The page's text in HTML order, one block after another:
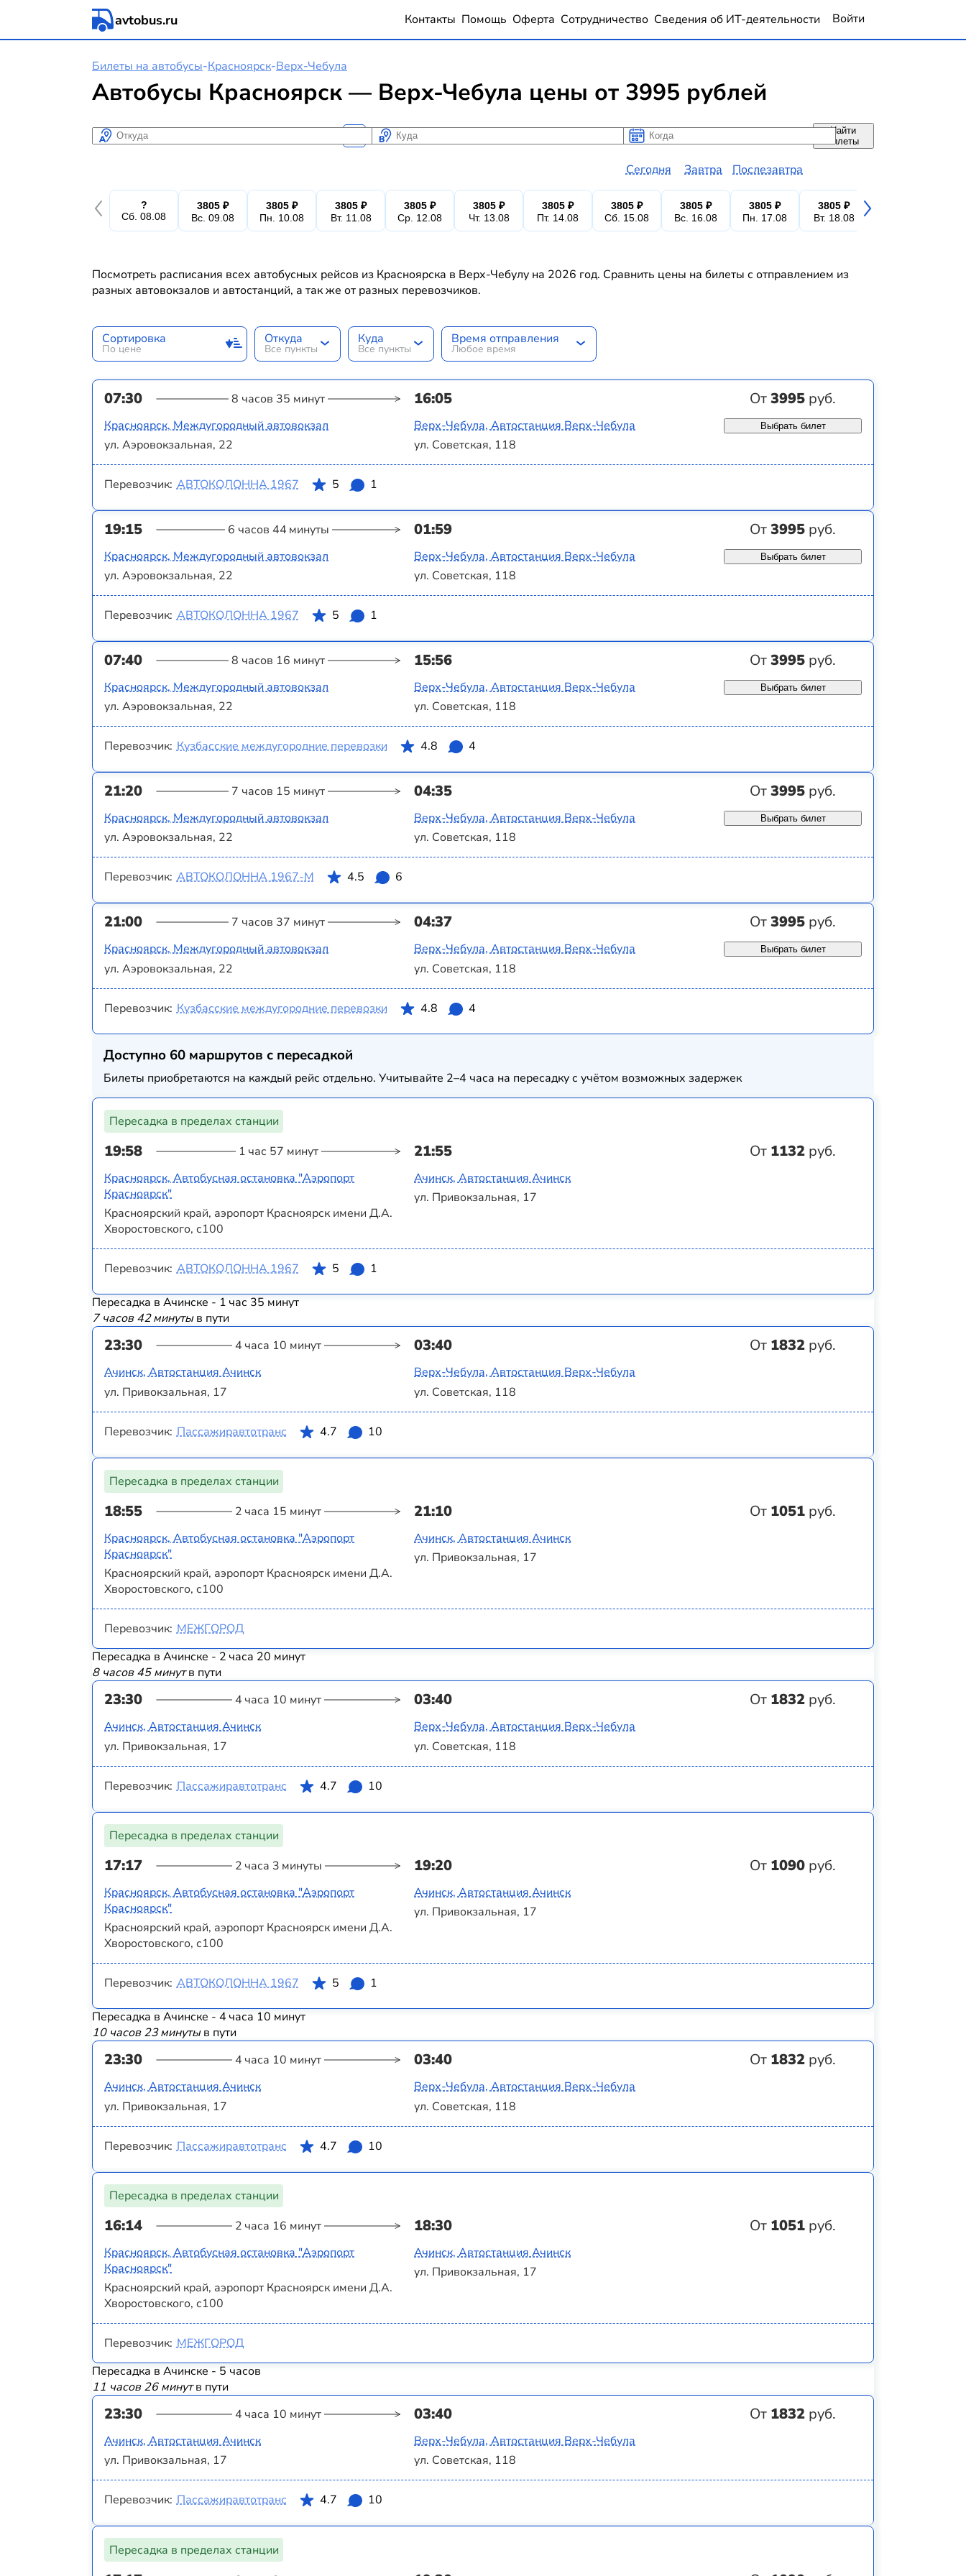
avtobus.ru Контакты Помощь Оферта Сотрудничество Сведения об ИТ-деятельности Войти
Билеты на автобусы-Красноярск-Верх-Чебула
Автобусы Красноярск — Верх-Чебула цены от 3995 рублей
Откуда Куда Когда
Когда
Сегодня Завтра Послезавтра
Найти
билеты
?
Сб. 08.08
3805 ₽
Вс. 09.08
3805 ₽
Пн. 10.08
3805 ₽
Вт. 11.08
3805 ₽
Ср. 12.08
3805 ₽
Чт. 13.08
3805 ₽
Пт. 14.08
3805 ₽
Сб. 15.08
3805 ₽
Вс. 16.08
3805 ₽
Пн. 17.08
3805 ₽
Вт. 18.08
Посмотреть расписания всех автобусных рейсов из Красноярска в Верх-Чебулу на 2026 год. Сравнить цены на билеты с отправлением из
разных автовокзалов и автостанций, а так же от разных перевозчиков.
Сортировка
По цене
Откуда
Все пункты
Куда
Все пункты
Время отправления
Любое время
07:30 8 часов 35 минут 16:05 От3995 руб.
Красноярск, Междугородный автовокзал
ул. Аэровокзальная, 22
Верх-Чебула, Автостанция Верх-Чебула
ул. Советская, 118
Выбрать билет
Перевозчик: АВТОКОЛОННА 1967 5 1
19:15 6 часов 44 минуты 01:59 От3995 руб.
Красноярск, Междугородный автовокзал
ул. Аэровокзальная, 22
Верх-Чебула, Автостанция Верх-Чебула
ул. Советская, 118
Выбрать билет
Перевозчик: АВТОКОЛОННА 1967 5 1
07:40 8 часов 16 минут 15:56 От3995 руб.
Красноярск, Междугородный автовокзал
ул. Аэровокзальная, 22
Верх-Чебула, Автостанция Верх-Чебула
ул. Советская, 118
Выбрать билет
Перевозчик: Кузбасские междугородние перевозки 4.8 4
21:20 7 часов 15 минут 04:35 От3995 руб.
Красноярск, Междугородный автовокзал
ул. Аэровокзальная, 22
Верх-Чебула, Автостанция Верх-Чебула
ул. Советская, 118
Выбрать билет
Перевозчик: АВТОКОЛОННА 1967-М 4.5 6
21:00 7 часов 37 минут 04:37 От3995 руб.
Красноярск, Междугородный автовокзал
ул. Аэровокзальная, 22
Верх-Чебула, Автостанция Верх-Чебула
ул. Советская, 118
Выбрать билет
Перевозчик: Кузбасские междугородние перевозки 4.8 4
Доступно 60 маршрутов с пересадкой
Билеты приобретаются на каждый рейс отдельно. Учитывайте 2–4 часа на пересадку с учётом возможных задержек
Пересадка в пределах станции
19:58 1 час 57 минут 21:55 От 1132 руб.
Красноярск, Автобусная остановка "Аэропорт
Красноярск"
Красноярский край, аэропорт Красноярск имени Д.А.
Хворостовского, с100
Ачинск, Автостанция Ачинск
ул. Привокзальная, 17
Перевозчик: АВТОКОЛОННА 1967 5 1
Пересадка в Ачинске - 1 час 35 минут
7 часов 42 минутыв пути
23:30 4 часа 10 минут 03:40 От 1832 руб.
Ачинск, Автостанция Ачинск
ул. Привокзальная, 17
Верх-Чебула, Автостанция Верх-Чебула
ул. Советская, 118
Перевозчик: Пассажиравтотранс 4.7 10
Пересадка в пределах станции
18:55 2 часа 15 минут 21:10 От 1051 руб.
Красноярск, Автобусная остановка "Аэропорт
Красноярск"
Красноярский край, аэропорт Красноярск имени Д.А.
Хворостовского, с100
Ачинск, Автостанция Ачинск
ул. Привокзальная, 17
Перевозчик: МЕЖГОРОД
Пересадка в Ачинске - 2 часа 20 минут
8 часов 45 минутв пути
23:30 4 часа 10 минут 03:40 От 1832 руб.
Ачинск, Автостанция Ачинск
ул. Привокзальная, 17
Верх-Чебула, Автостанция Верх-Чебула
ул. Советская, 118
Перевозчик: Пассажиравтотранс 4.7 10
Пересадка в пределах станции
17:17 2 часа 3 минуты 19:20 От 1090 руб.
Красноярск, Автобусная остановка "Аэропорт
Красноярск"
Красноярский край, аэропорт Красноярск имени Д.А.
Хворостовского, с100
Ачинск, Автостанция Ачинск
ул. Привокзальная, 17
Перевозчик: АВТОКОЛОННА 1967 5 1
Пересадка в Ачинске - 4 часа 10 минут
10 часов 23 минутыв пути
23:30 4 часа 10 минут 03:40 От 1832 руб.
Ачинск, Автостанция Ачинск
ул. Привокзальная, 17
Верх-Чебула, Автостанция Верх-Чебула
ул. Советская, 118
Перевозчик: Пассажиравтотранс 4.7 10
Пересадка в пределах станции
16:14 2 часа 16 минут 18:30 От 1051 руб.
Красноярск, Автобусная остановка "Аэропорт
Красноярск"
Красноярский край, аэропорт Красноярск имени Д.А.
Хворостовского, с100
Ачинск, Автостанция Ачинск
ул. Привокзальная, 17
Перевозчик: МЕЖГОРОД
Пересадка в Ачинске - 5 часов
11 часов 26 минутв пути
23:30 4 часа 10 минут 03:40 От 1832 руб.
Ачинск, Автостанция Ачинск
ул. Привокзальная, 17
Верх-Чебула, Автостанция Верх-Чебула
ул. Советская, 118
Перевозчик: Пассажиравтотранс 4.7 10
Пересадка в пределах станции